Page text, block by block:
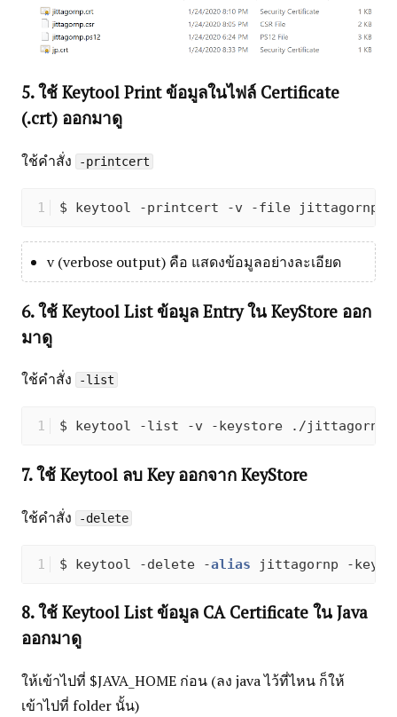
5. ใช้ Keytool Print ข้อมูลในไฟล์ Certificate
(.crt) ออกมาดู
ใช้คำสั่ง -printcert
$ keytool -printcert -v -file
v (verbose output) คือ แสดงข้อมูลอย่างละเอียด
6. ใช้ Keytool List ข้อมูล Entry ใน KeyStore ออก
มาดู
ใช้คำสั่ง -list
$ keytool -list -v -keystore ./
7. ใช้ Keytool ลบ Key ออกจาก KeyStore
ใช้คำสั่ง -delete
$ keytool -delete -alias jittagornp -
8. ใช้ Keytool List ข้อมูล CA Certificate ใน Java
ออกมาดู
ให้เข้าไปที่ $JAVA_HOME ก่อน (ลง java ไว้ที่ไหน ก็ให้
เข้าไปที่ folder นั้น)